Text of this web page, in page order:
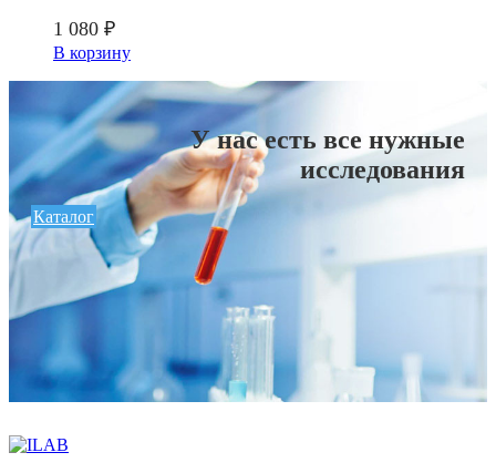
1 080 ₽
В корзину
У нас есть все нужные
исследования
Каталог